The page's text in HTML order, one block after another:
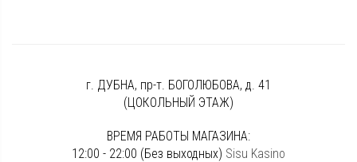
г. ДУБНА, пр-т. БОГОЛЮБОВА, д. 41
(ЦОКОЛЬНЫЙ ЭТАЖ)
ВРЕМЯ РАБОТЫ МАГАЗИНА:
12:00 - 22:00 (Без выходных) Sisu Kasino